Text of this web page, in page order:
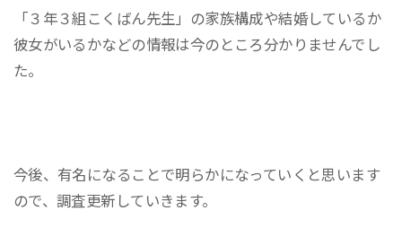
「３年３組こくばん先生」の家族構成や結婚しているか
彼女がいるかなどの情報は今のところ分かりませんでし
た。
今後、有名になることで明らかになっていくと思います
ので、調査更新していきます。